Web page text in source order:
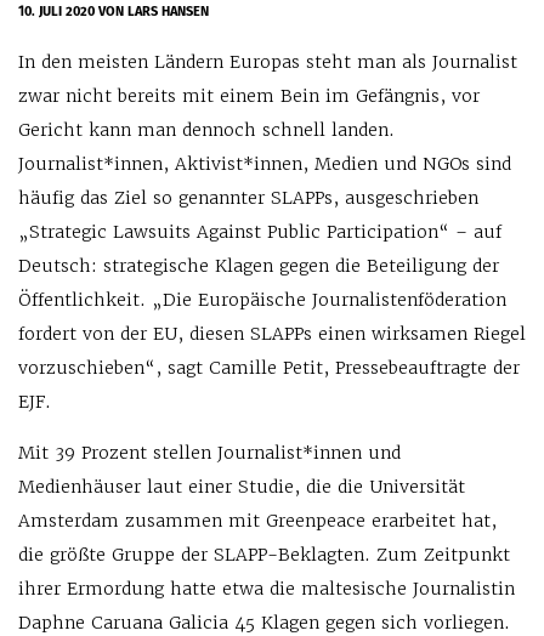
10. JULI 2020VON LARS HANSEN
In den meisten Ländern Europas steht man als Journalist
zwar nicht bereits mit einem Bein im Gefängnis, vor
Gericht kann man dennoch schnell landen.
Journalist*innen, Aktivist*innen, Medien und NGOs sind
häufig das Ziel so genannter SLAPPs, ausgeschrieben
„Strategic Lawsuits Against Public Participation“ – auf
Deutsch: strategische Klagen gegen die Beteiligung der
Öffentlichkeit. „Die Europäische Journalistenföderation
fordert von der EU, diesen SLAPPs einen wirksamen Riegel
vorzuschieben“, sagt Camille Petit, Pressebeauftragte der
EJF.
Mit 39 Prozent stellen Journalist*innen und
Medienhäuser laut einer Studie, die die Universität
Amsterdam zusammen mit Greenpeace erarbeitet hat,
die größte Gruppe der SLAPP-Beklagten. Zum Zeitpunkt
ihrer Ermordung hatte etwa die maltesische Journalistin
Daphne Caruana Galicia 45 Klagen gegen sich vorliegen.